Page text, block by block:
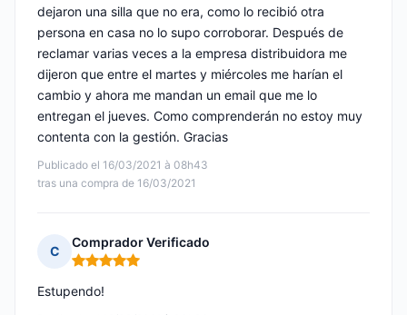
Publicado el 16/03/2021 à 08h43
tras una compra de 16/03/2021
dejaron una silla que no era, como lo recibió otra
persona en casa no lo supo corroborar. Después de
reclamar varias veces a la empresa distribuidora me
dijeron que entre el martes y miércoles me harían el
cambio y ahora me mandan un email que me lo
entregan el jueves. Como comprenderán no estoy muy
contenta con la gestión. Gracias
C
Comprador Verificado
Nota: 5 de 5
Estupendo!